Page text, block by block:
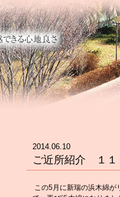
2014.06.10
ご近所紹介 １
この5月に新瑞の浜木綿が